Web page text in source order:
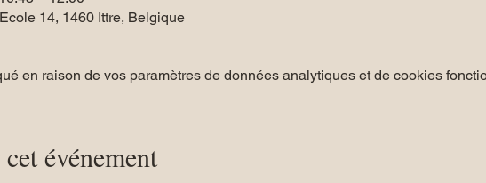
14, 1460 Ittre, Belgique
en raison de vos paramètres de données analytiques et de cookies
événement